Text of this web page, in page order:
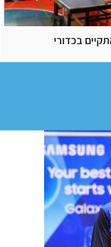
בכדורי